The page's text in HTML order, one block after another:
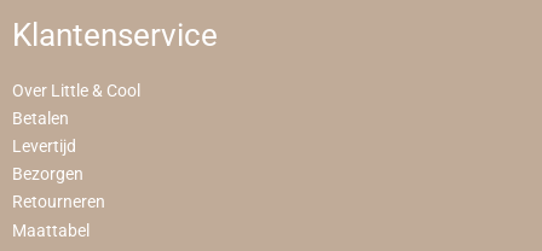
Klantenservice
Over Little & Cool
Betalen
Levertijd
Bezorgen
Retourneren
Maattabel